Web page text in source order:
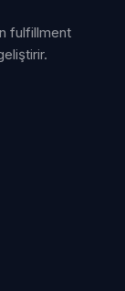
fulfillment